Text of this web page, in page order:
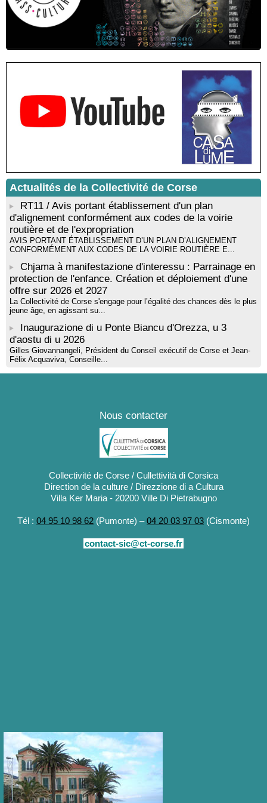
Résidence d’écriture et de recherche de l’écrivaine Cécilia
Castelli - Institut Mémoires de l'Edition Contemporaine - Caen /
Médiathèque de Castagniccia Mare et Monti - I Fulelli
Rencontre / dédicace avec Lucrèce Luciani autour de son
Mise en musique d’un livre jeunesse par Annik Meschinet,
musicienne pédagogue : Ateliers d’expression sonore, vocale,
rythmique et corporelle - Mediateca territuriale di Santa Lucia di
Tallà
! Événement reporté ! Cycle de conférences peinture animé
par Alexandre Dominati - Mediateca territuriale di Santa Lucia di
Actualités de la Collectivité de Corse
RT11 / Avis portant établissement d'un plan
d'alignement conformément aux codes de la voirie
routière et de l'expropriation
AVIS PORTANT ÉTABLISSEMENT D’UN PLAN D’ALIGNEMENT
CONFORMÉMENT AUX CODES DE LA VOIRIE ROUTIÈRE E...
Chjama à manifestazione d'interessu : Parrainage en
protection de l'enfance. Création et déploiement d'une
offre sur 2026 et 2027
La Collectivité de Corse s'engage pour l’égalité des chances dès le plus
jeune âge, en agissant su...
Inaugurazione di u Ponte Biancu d'Orezza, u 3
d'aostu di u 2026
Gilles Giovannangeli, Président du Conseil exécutif de Corse et Jean-
Félix Acquaviva, Conseille...
Nous contacter
Collectivité de Corse / Cullettività di Corsica
Direction de la culture / Direzzione di a Cultura
Villa Ker Maria - 20200 Ville Di Pietrabugno
Tél : 04 95 10 98 62 (Pumonte) –04 20 03 97 03 (Cismonte)
contact-sic@ct-corse.fr